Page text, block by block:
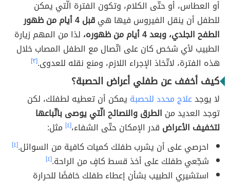
أو العطاس، أو حتّى الكلام، وتكون الفترة الّتي يمكن
للطفل أن ينقل الفيروس فيها هي
قبل 4 أيام من ظهور
الطفح الجلدي، وبعد 4 أيام من ظهوره،
لذا من المهم زيارة
الطبيب لأي شخص كان على اتّصال مع الطفل المصاب خلال
هذه الفترة، لاتّخاذ الإجراء اللازم، ومنع نقله للعدوى.[٣]
كيف أخفف عن طفلي أعراض الحصبة؟
لا يوجدعلاج محدد للحصبة يمكن أن تعطيه لطفلك، لكن
توجد العديد من الطرق والنصائح الّتي يوصى باتّباعها
لتخفيف الأعراض قدر الإمكان حتّى الشفاء،[٤]
مثل:
احرصي على أن يشرب طفلك كميات كافية من السوائل.[٤]
شجّعي طفلك على أخذ قسط كافٍ من الراحة.[٤]
استشيري الطبيب بشأن إعطاء طفلك خافضًا للحرارة